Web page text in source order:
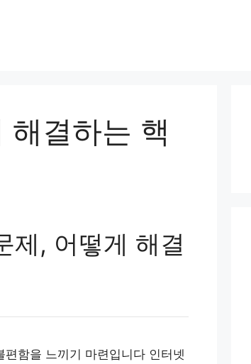
해결하는 핵
제, 어떻게 해결
함을 느끼기 마련입니다 인터넷